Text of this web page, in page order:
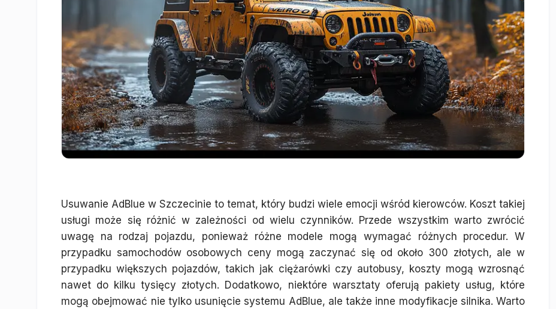
Usuwanie AdBlue w Szczecinie to temat, który budzi wiele emocji wśród kierowców. Koszt takiej
usługi może się różnić w zależności od wielu czynników. Przede wszystkim warto zwrócić
uwagę na rodzaj pojazdu, ponieważ różne modele mogą wymagać różnych procedur. W
przypadku samochodów osobowych ceny mogą zaczynać się od około 300 złotych, ale w
przypadku większych pojazdów, takich jak ciężarówki czy autobusy, koszty mogą wzrosnąć
nawet do kilku tysięcy złotych. Dodatkowo, niektóre warsztaty oferują pakiety usług, które
mogą obejmować nie tylko usunięcie systemu AdBlue, ale także inne modyfikacje silnika. Warto